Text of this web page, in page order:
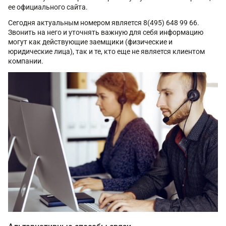
ее официального сайта.
Сегодня актуальным номером является 8(495) 648 99 66.
Звонить на него и уточнять важную для себя информацию
могут как действующие заемщики (физические и
юридические лица), так и те, кто еще не является клиентом
компании.